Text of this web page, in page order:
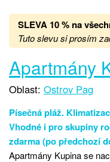
SLEVA 10 % na
Tuto slevu si prosím
Apartmány
Oblast: Ostrov Pag
Písečná pláž.
Vhodné i pro skupiny
zdarma (po předchozí
Apartmány Kupina se